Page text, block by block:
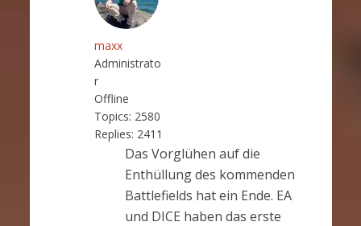
maxx
Administrato
r
Offline
Topics: 2580
Replies: 2411
Das Vorglühen auf die
Enthüllung des kommenden
Battlefields hat ein Ende. EA
und DICE haben das erste